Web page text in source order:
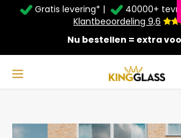
Service & Contact
Bezorging
Taal
Gratis levering* |
40000+
Klantbeoordeling 9,6
Nu bestellen = extra
Zomer Deals: Tot 20% kortingop
veranda's +€20extra
Veranda | Glas | Zwart | 4.06 x 2.5 meter